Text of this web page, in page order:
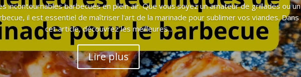
incontournables barbecues en plein air. Que vous soyez un amateur de grillades ou un
il est essentiel de maîtriser l'art de la marinade pour sublimer vos viandes. Dans
cet article, découvrez les meilleures...
Lire plus